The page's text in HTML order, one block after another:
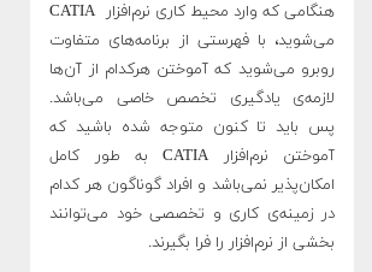
هنگامی که وارد محیط کاری نرم‌افزار CATIA
می‌شوید، با فهرستی از برنامه‌های متفاوت
روبرو می‌شوید که آموختن هرکدام از آن‌ها
لازمه‌ی یادگیری تخصص خاصی می‌باشد.
پس باید تا کنون متوجه شده باشید که
آموختن نرم‌افزار CATIA به طور کامل
امکان‌پذیر نمی‌باشد و افراد گوناگون هر کدام
در زمینه‌ی کاری و تخصصی خود می‌توانند
بخشی از نرم‌افزار را فرا بگیرند.